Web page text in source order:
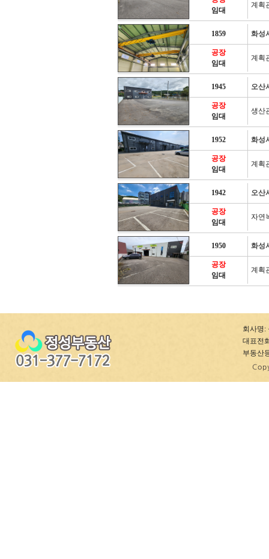
임대
계획
1859 화성
공장
임대
계획
1945 오산
공장
임대
생산
1952 화성
공장
임대
계획
1942 오산
공장
임대
자연
1950 화성
공장
임대
계획
회사명:
대표전
부동산